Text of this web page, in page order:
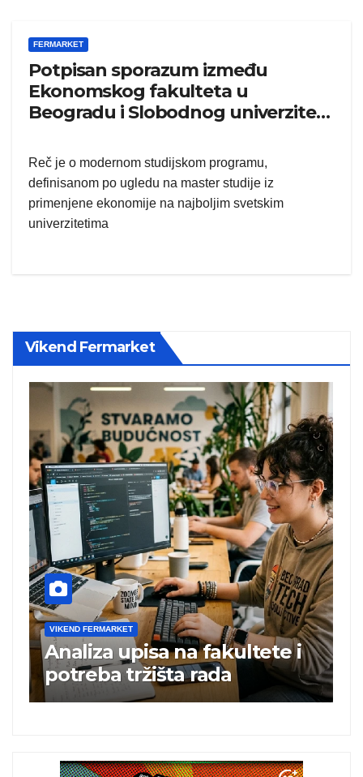
FERMARKET
Potpisan sporazum između
Ekonomskog fakulteta u
Beogradu i Slobodnog univerziteta
Reč je o modernom studijskom programu,
definisanom po ugledu na master studije iz
primenjene ekonomije na najboljim svetskim
univerzitetima
Vikend Fermarket
VIKEND FERMARKET
Analiza upisa na fakultete i
potreba tržišta rada